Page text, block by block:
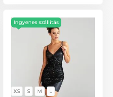
Ingyenes szállítás
XS S M L